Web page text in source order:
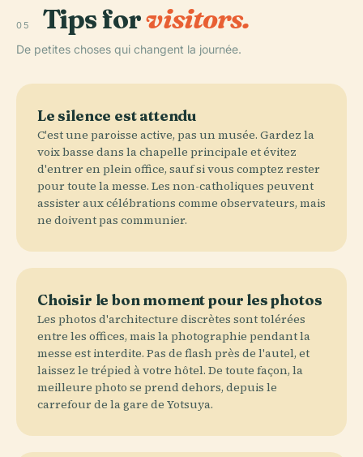
05 Tips forvisitors.
De petites choses qui changent la journée.
Le silence est attendu
C'est une paroisse active, pas un musée. Gardez la
voix basse dans la chapelle principale et évitez
d'entrer en plein office, sauf si vous comptez rester
pour toute la messe. Les non-catholiques peuvent
assister aux célébrations comme observateurs, mais
ne doivent pas communier.
Choisir le bon moment pour les photos
Les photos d'architecture discrètes sont tolérées
entre les offices, mais la photographie pendant la
messe est interdite. Pas de flash près de l'autel, et
laissez le trépied à votre hôtel. De toute façon, la
meilleure photo se prend dehors, depuis le
carrefour de la gare de Yotsuya.